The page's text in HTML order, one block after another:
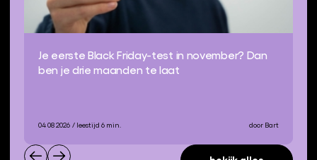
Je eerste Black Friday-test in november? Dan
ben je drie maanden te laat
04 08 2026 / leestijd 6 min. door Bart